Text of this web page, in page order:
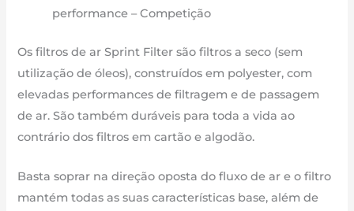
performance – Competição
Os filtros de ar Sprint Filter são filtros a seco (sem
utilização de óleos), construídos em polyester, com
elevadas performances de filtragem e de passagem
de ar. São também duráveis para toda a vida ao
contrário dos filtros em cartão e algodão.
Basta soprar na direção oposta do fluxo de ar e o filtro
mantém todas as suas características base, além de